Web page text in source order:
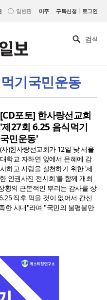
일반판 미주 구독신청 | 로그인
기국민운동
[CD포토] 한사랑선교회
'제27회 6.25 음식먹기
국민운동'
(사)한사랑선교회가 12일 낮 서울
대학교 자하연 앞에서 은혜에 감
사하고 사랑을 실천하기 위한 '제
인권사진 전시회'를 함께 개최
황의 근본적인 뿌리는 감사를 상
직후 먹을 것이 없어서 간신
한 시대"라며 "국민의 불평불만